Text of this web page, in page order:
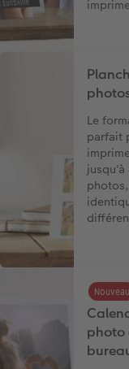
Le
parfait
jusqu'à
photos,
photo
Nouveau